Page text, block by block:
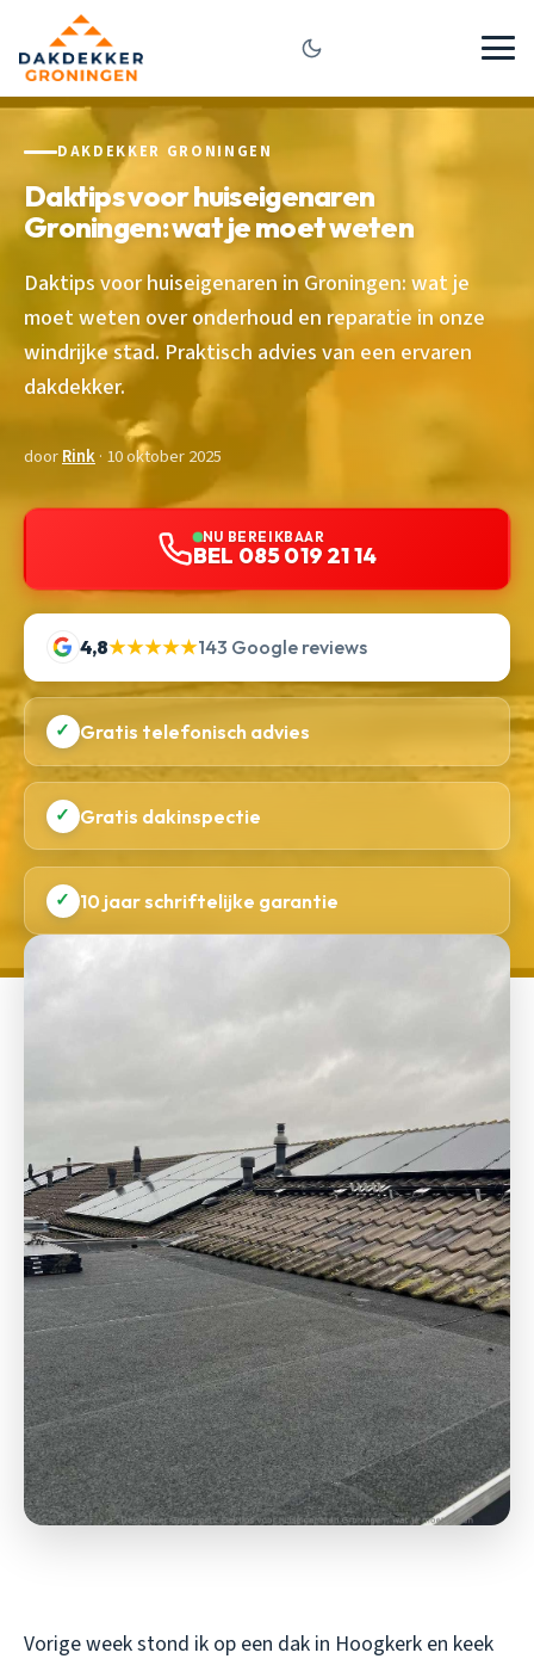
DAKDEKKER GRONINGEN
Daktips voor huiseigenaren
Groningen: wat je moet weten
Daktips voor huiseigenaren in Groningen: wat je
moet weten over onderhoud en reparatie in onze
windrijke stad. Praktisch advies van een ervaren
dakdekker.
doorRink· 10 oktober 2025
NU BEREIKBAAR
BEL 085 019 21 14
4,8★★★★★143 Google reviews
✓ Gratis telefonisch advies
✓ Gratis dakinspectie
✓ 10 jaar schriftelijke garantie
Vorige week stond ik op een dak in Hoogkerk en keek